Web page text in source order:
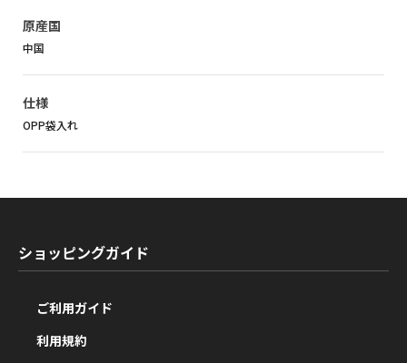
原産国
中国
仕様
OPP袋入れ
ショッピングガイド
ご利用ガイド
利用規約